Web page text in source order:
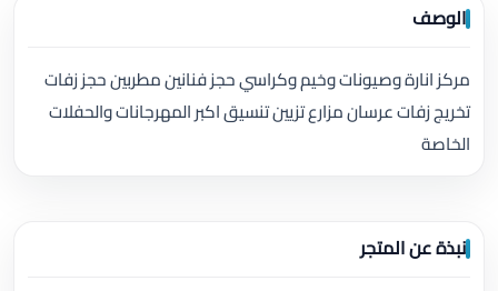
الوصف
مركز انارة وصيونات وخيم وكراسي حجز فنانين مطربين حجز زفات
تخريج زفات عرسان مزارع تزيين تنسيق اكبر المهرجانات والحفلات
الخاصة
نبذة عن المتجر